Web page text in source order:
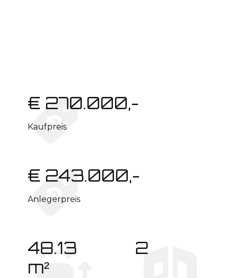
€ 270.000,-
Kaufpreis
€ 243.000,-
Anlegerpreis
48.13
m²
2